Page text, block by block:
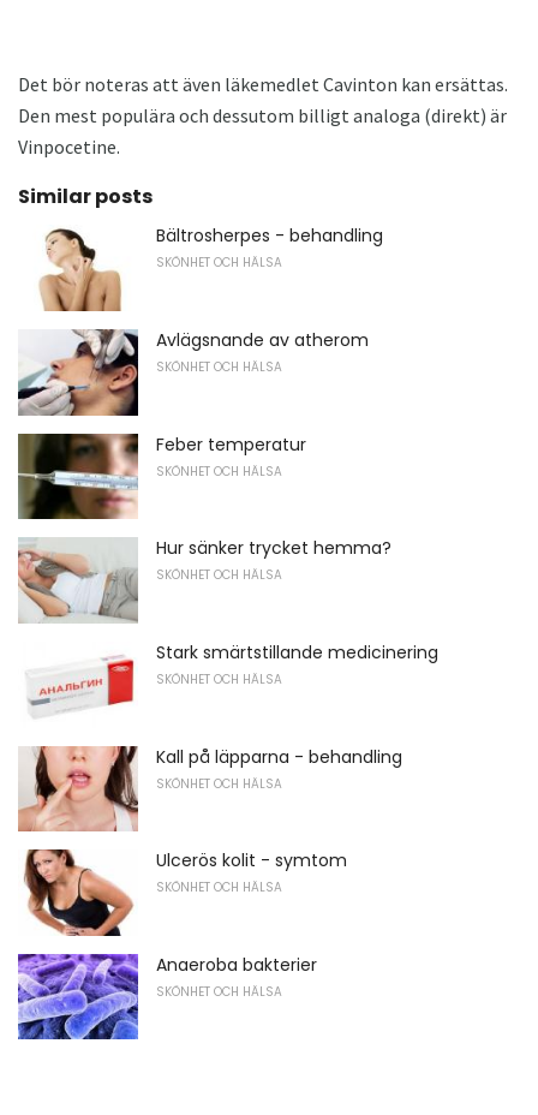
Det bör noteras att även läkemedlet Cavinton kan ersättas.
Den mest populära och dessutom billigt analoga (direkt) är
Vinpocetine.
Similar posts
Bältrosherpes - behandling
SKÖNHET OCH HÄLSA
Avlägsnande av atherom
SKÖNHET OCH HÄLSA
Feber temperatur
SKÖNHET OCH HÄLSA
Hur sänker trycket hemma?
SKÖNHET OCH HÄLSA
Stark smärtstillande medicinering
SKÖNHET OCH HÄLSA
Kall på läpparna - behandling
SKÖNHET OCH HÄLSA
Ulcerös kolit - symtom
SKÖNHET OCH HÄLSA
Anaeroba bakterier
SKÖNHET OCH HÄLSA